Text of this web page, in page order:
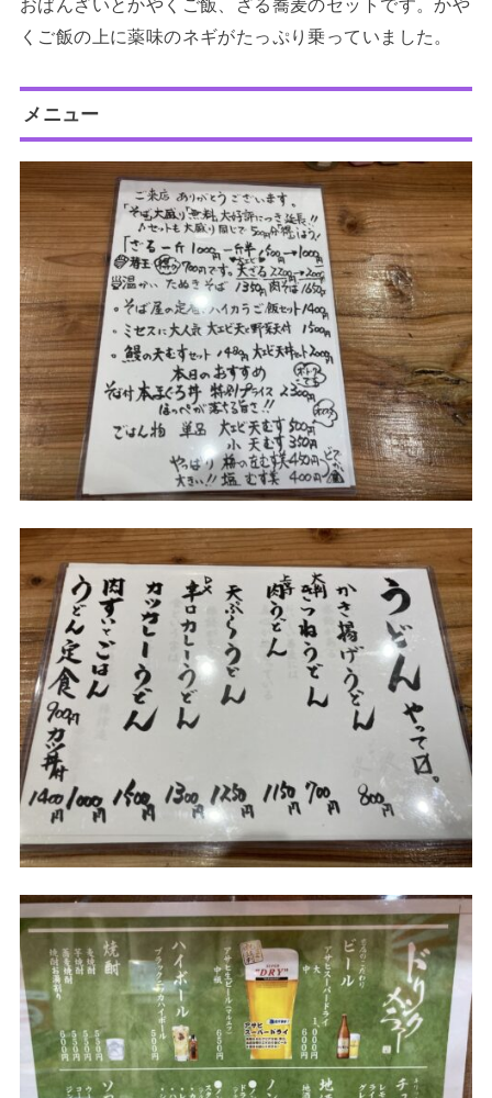
おばんざいとかやくご飯、ざる蕎麦のセットです。かや
くご飯の上に薬味のネギがたっぷり乗っていました。
メニュー